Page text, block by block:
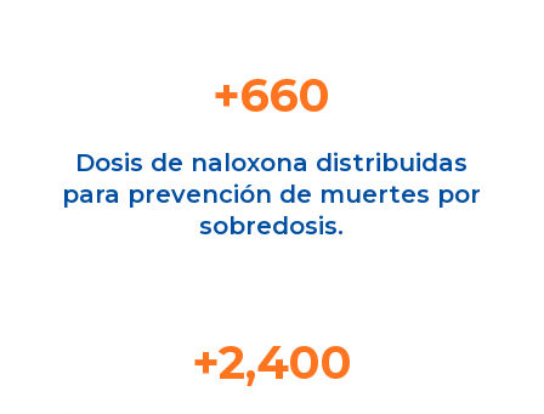
+660
Dosis de naloxona distribuidas
para prevención de muertes por
sobredosis.
+2,400